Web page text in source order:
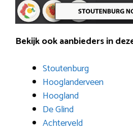
Bekijk ook aanbieders in
Stoutenburg
Hooglanderveen
Hoogland
De Glind
Achterveld